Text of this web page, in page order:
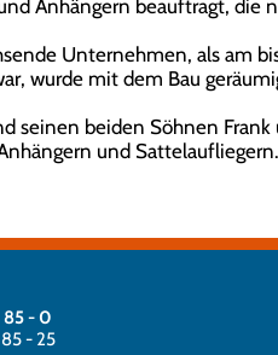
Anhängern beauftragt,
Unternehmen, als am
wurde mit dem Bau
beiden Söhnen
und Sattelaufliegern.
85 - 0
- 25